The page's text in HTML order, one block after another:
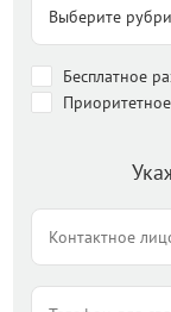
Бесплатное